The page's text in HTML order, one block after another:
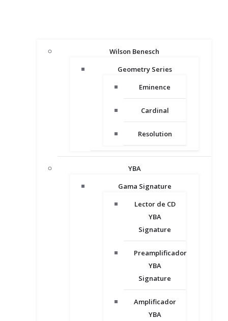
Wilson Benesch
Geometry Series
Eminence
Cardinal
Resolution
YBA
Gama Signature
Lector de CD
YBA
Signature
Preamplificador
YBA
Signature
Amplificador
YBA